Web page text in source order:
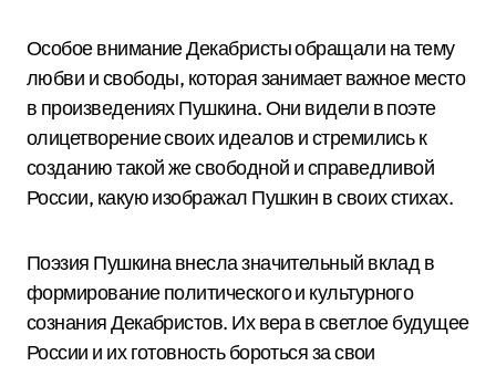
Особое внимание Декабристы обращали на тему
любви и свободы, которая занимает важное место
в произведениях Пушкина. Они видели в поэте
олицетворение своих идеалов и стремились к
созданию такой же свободной и справедливой
России, какую изображал Пушкин в своих стихах.
Поэзия Пушкина внесла значительный вклад в
формирование политического и культурного
сознания Декабристов. Их вера в светлое будущее
России и их готовность бороться за свои